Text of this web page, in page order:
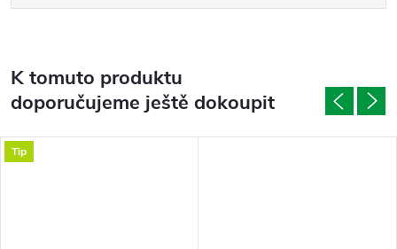
K tomuto produktu
doporučujeme ještě dokoupit
Tip